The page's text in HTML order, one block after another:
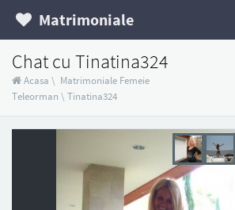
Matrimoniale
Chat cu Tinatina324
Acasa \ Matrimoniale Femeie
Teleorman \ Tinatina324